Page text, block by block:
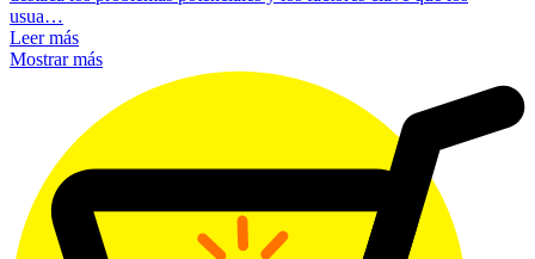
usua…
Leer más
Mostrar más